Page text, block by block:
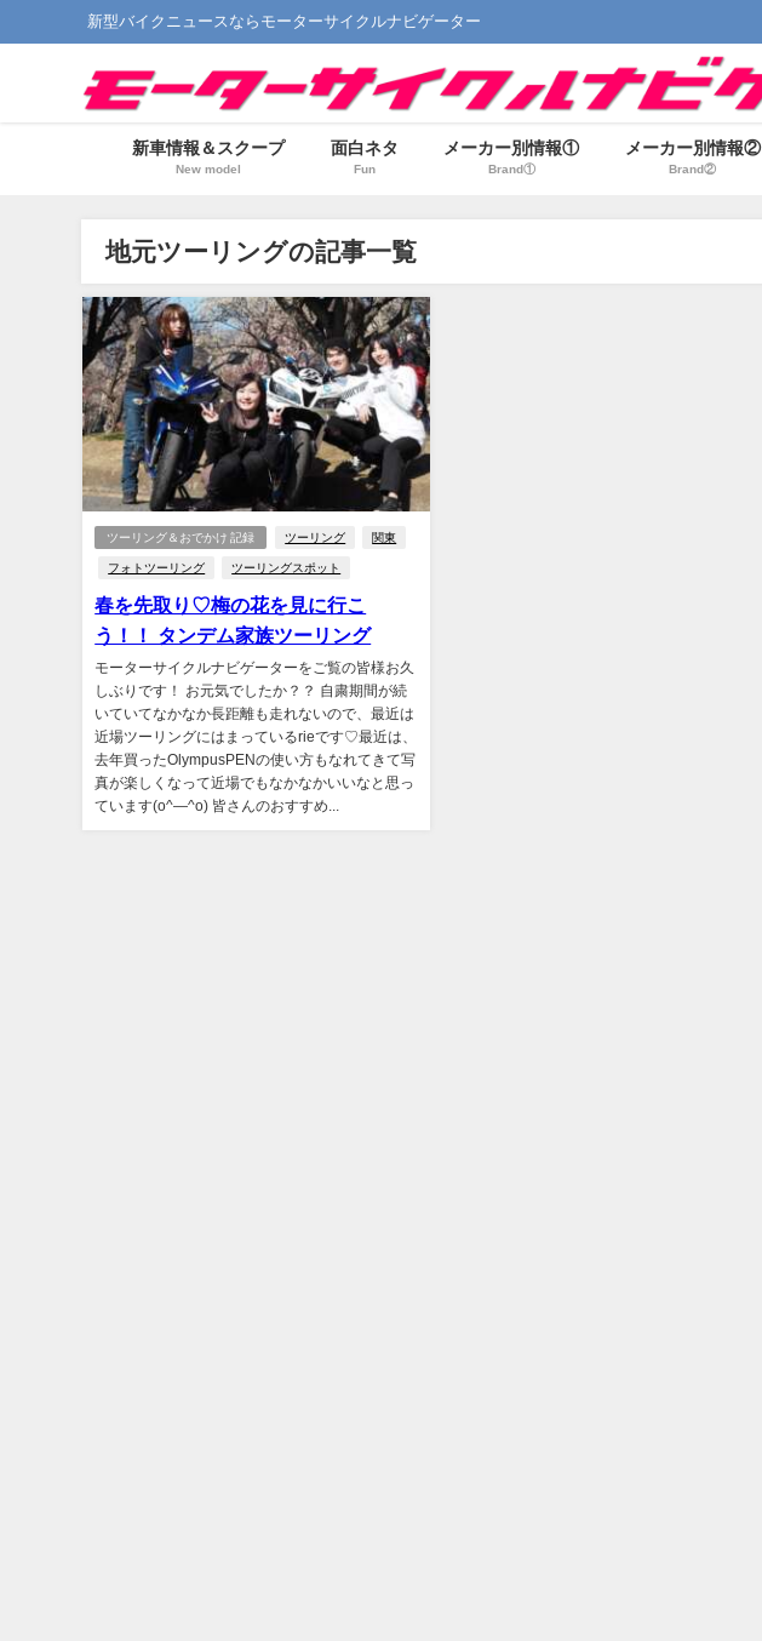
新型バイクニュースならモーターサイクルナビゲーター
新車情報＆スクープ
New model
面白ネタ
Fun
メーカー別情報①
Brand①
メーカー別情報②
Brand②
地元ツーリングの記事一覧
ツーリング＆おでかけ 記録 ツーリング 関東
フォトツーリング ツーリングスポット
春を先取り♡梅の花を見に行こ
う！！ タンデム家族ツーリング
モーターサイクルナビゲーターをご覧の皆様お久
しぶりです！ お元気でしたか？？ 自粛期間が続
いていてなかなか長距離も走れないので、最近は
近場ツーリングにはまっているrieです♡最近は、
去年買ったOlympusPENの使い方もなれてきて写
真が楽しくなって近場でもなかなかいいなと思っ
ています(o^―^o) 皆さんのおすすめ...